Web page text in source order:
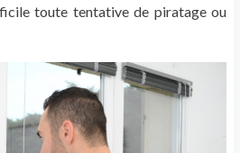
toute tentative de piratage ou